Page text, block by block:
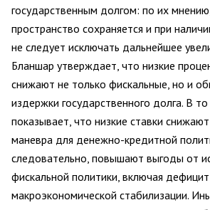
государственным долгом: по их
пространство сохраняется и при
не следует исключать дальнейшее
Бланшар утверждает, что низкие
снижают не только фискальные, но и
издержки государственного долга. В
показывает, что низкие ставки
маневра для денежно-кредитной
следовательно, повышают выгоды от
фискальной политики, включая
макроэкономической стабилизации.